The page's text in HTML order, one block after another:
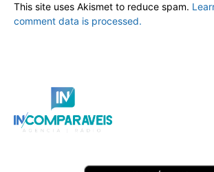
This site uses Akismet to reduce spam.
comment data is processed.